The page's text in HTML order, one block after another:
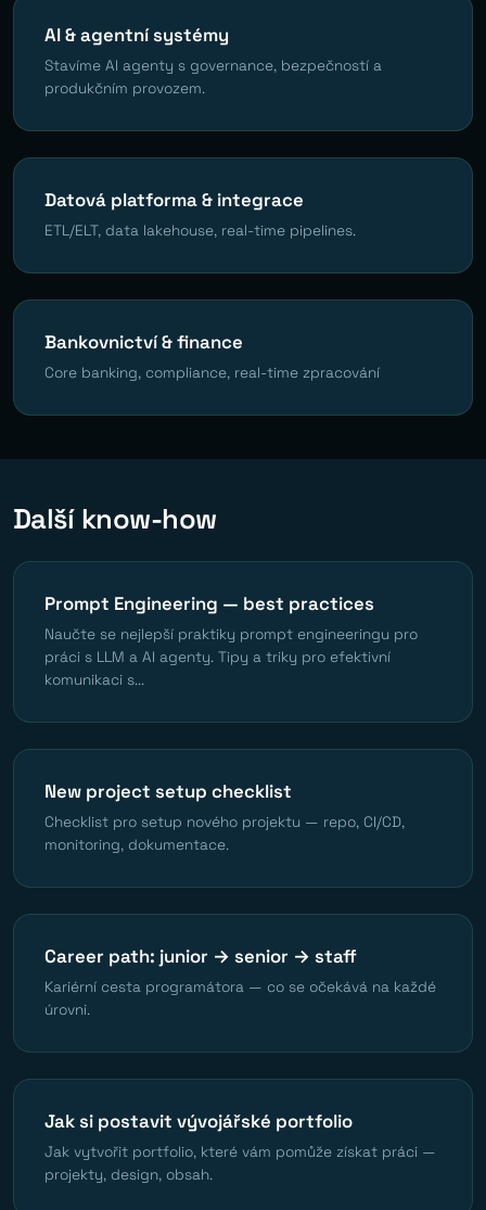
AI & agentní systémy
Stavíme AI agenty s governance, bezpečností a
produkčním provozem.
Datová platforma & integrace
ETL/ELT, data lakehouse, real-time pipelines.
Bankovnictví & finance
Core banking, compliance, real-time zpracování
Další know-how
Prompt Engineering — best practices
Naučte se nejlepší praktiky prompt engineeringu pro
práci s LLM a AI agenty. Tipy a triky pro efektivní
komunikaci s...
New project setup checklist
Checklist pro setup nového projektu — repo, CI/CD,
monitoring, dokumentace.
Career path: junior → senior → staff
Kariérní cesta programátora — co se očekává na každé
úrovni.
Jak si postavit vývojářské portfolio
Jak vytvořit portfolio, které vám pomůže získat práci —
projekty, design, obsah.